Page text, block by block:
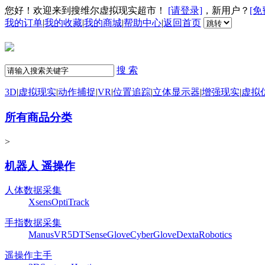
您好！欢迎来到搜维尔虚拟现实超市！ [请登录] ，新用户？ [免
我的订单|我的收藏|我的商城|帮助中心|返回首页
搜 索
3D|虚拟现实|动作捕捉|VR|位置追踪|立体显示器|增强现实|虚拟
所有商品分类
>
机器人 遥操作
人体数据采集
XsensOptiTrack
手指数据采集
ManusVR5DTSenseGloveCyberGloveDextaRobotics
遥操作主手